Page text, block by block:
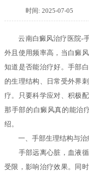
时间: 2025-07-05
云南白癜风治疗医院-手
外且使用频率高，当白癜
知道是否能治疗好。手部
的生理结构、日常受外界
疗。只要科学应对、积极
那手部的白癜风真的能治
绍。
一、手部生理结构与治
手部远离心脏，血液循
受限，影响治疗效果。同